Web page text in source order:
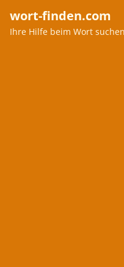
wort-finden.com
Ihre Hilfe beim Wort suchen